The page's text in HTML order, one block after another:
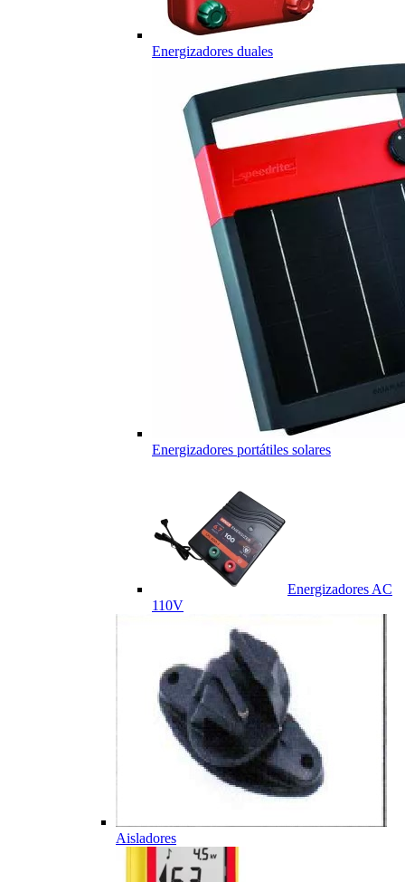
Energizadores duales
Energizadores portátiles solares
Energizadores AC
110V
Aisladores